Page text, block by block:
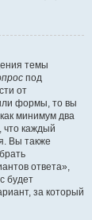
темы
под
от
формы, то вы
минимум два
что каждый
Вы также
ответа»,
будет
за который